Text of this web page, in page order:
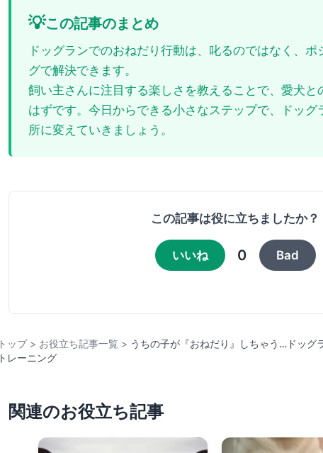
💡この記事のまとめ
ドッグランでのおねだり行動は、叱るのではなく、
グで解決できます。
飼い主さんに注目する楽しさを教えることで、愛犬と
はずです。今日からできる小さなステップで、ドッグ
所に変えていきましょう。
この記事は役に立ちましたか？
いいね 0 Bad
トップ > お役立ち記事一覧 > うちの子が『おねだり』しちゃう…ドッグ
トレーニング
関連のお役立ち記事